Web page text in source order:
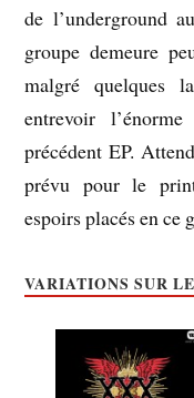
de l’underground
groupe demeure
malgré quelques
entrevoir
précédent EP.
prévu pour le
espoirs placés en ce
VARIATIONS SUR